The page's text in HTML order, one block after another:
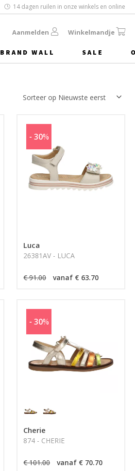
14 dagen ruilen in onze winkels en online
Aanmelden Winkelmandje
BRAND WALL SALE
Luca
26381AV - LUCA
€ 91.00 vanaf € 63.70
- 30%
Cherie
874 - CHERIE
€ 101.00 vanaf € 70.70
- 30%